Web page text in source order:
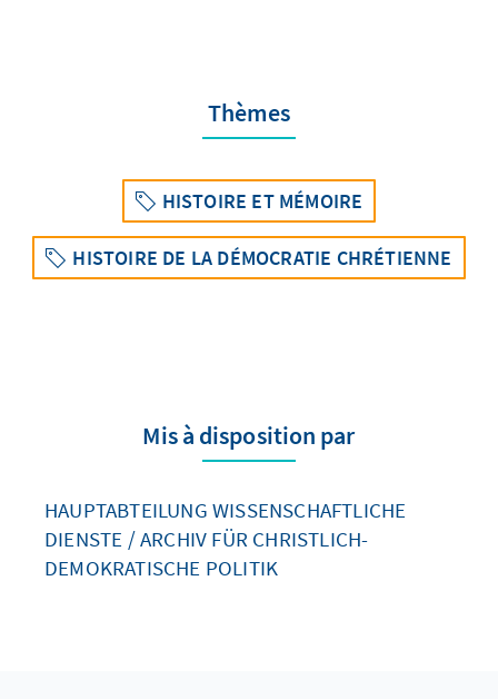
Thèmes
HISTOIRE ET MÉMOIRE
HISTOIRE DE LA DÉMOCRATIE CHRÉTIENNE
Mis à disposition par
HAUPTABTEILUNG WISSENSCHAFTLICHE
DIENSTE / ARCHIV FÜR CHRISTLICH-
DEMOKRATISCHE POLITIK